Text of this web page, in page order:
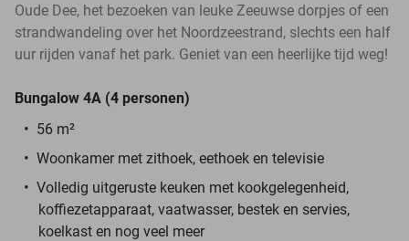
Oude Dee, het bezoeken van leuke Zeeuwse dorpjes of een
strandwandeling over het Noordzeestrand, slechts een half
uur rijden vanaf het park. Geniet van een heerlijke tijd weg!
Bungalow 4A (4 personen)
56 m²
Woonkamer met zithoek, eethoek en televisie
Volledig uitgeruste keuken met kookgelegenheid,
koffiezetapparaat, vaatwasser, bestek en servies,
koelkast en nog veel meer